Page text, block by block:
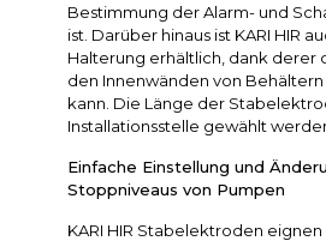
Bestimmung der Alarm- und
ist. Darüber hinaus ist KARI HIR
Halterung erhältlich, dank derer
den Innenwänden von
kann. Die Länge der
Installationsstelle gewählt
Einfache Einstellung und
Stoppniveaus von Pumpen
KARI HIR Stabelektroden eignen